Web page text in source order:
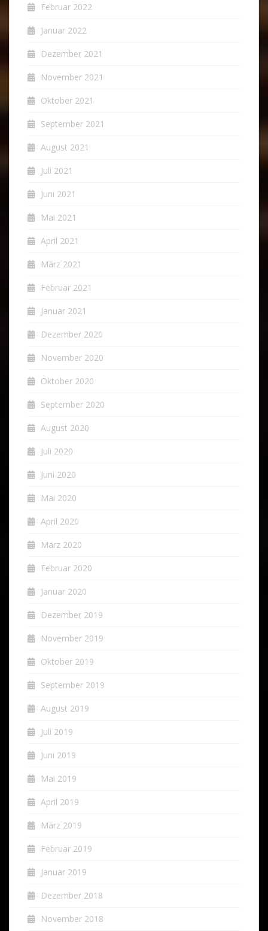
Februar 2022
Januar 2022
Dezember 2021
November 2021
Oktober 2021
September 2021
August 2021
Juli 2021
Juni 2021
Mai 2021
April 2021
März 2021
Februar 2021
Januar 2021
Dezember 2020
November 2020
Oktober 2020
September 2020
August 2020
Juli 2020
Juni 2020
Mai 2020
April 2020
März 2020
Februar 2020
Januar 2020
Dezember 2019
November 2019
Oktober 2019
September 2019
August 2019
Juli 2019
Juni 2019
Mai 2019
April 2019
März 2019
Februar 2019
Januar 2019
Dezember 2018
November 2018